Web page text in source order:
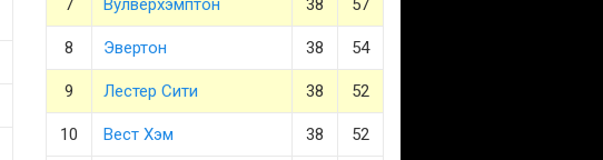
7 Вулверхэмптон 38 57
8 Эвертон 38 54
9 Лестер Сити 38 52
10 Вест Хэм 38 52